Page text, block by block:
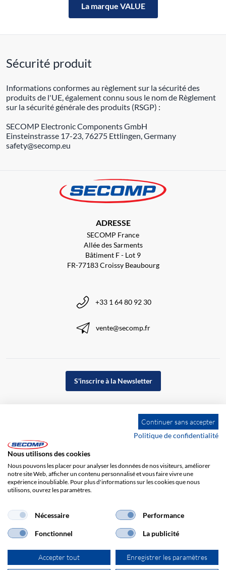
La marque VALUE
Sécurité produit
Informations conformes au règlement sur la sécurité des
produits de l'UE, également connu sous le nom de Règlement
sur la sécurité générale des produits (RSGP) :
SECOMP Electronic Components GmbH
Einsteinstrasse 17-23, 76275 Ettlingen, Germany
safety@secomp.eu
ADRESSE
SECOMP France
Allée des Sarments
Bâtiment F - Lot 9
FR-77183 Croissy Beaubourg
+33 1 64 80 92 30
vente@secomp.fr
S'inscrire à la Newsletter
Impression Responsabilité
Continuer sans accepter
Politique de confidentialité
Nous utilisons des cookies
Nous pouvons les placer pour analyser les données de nos visiteurs, améliorer
notre site Web, afficher un contenu personnalisé et vous faire vivre une
expérience inoubliable. Pour plus d'informations sur les cookies que nous
utilisons, ouvrez les paramètres.
Nécessaire Performance
Fonctionnel La publicité
Accepter tout Enregistrer les paramètres